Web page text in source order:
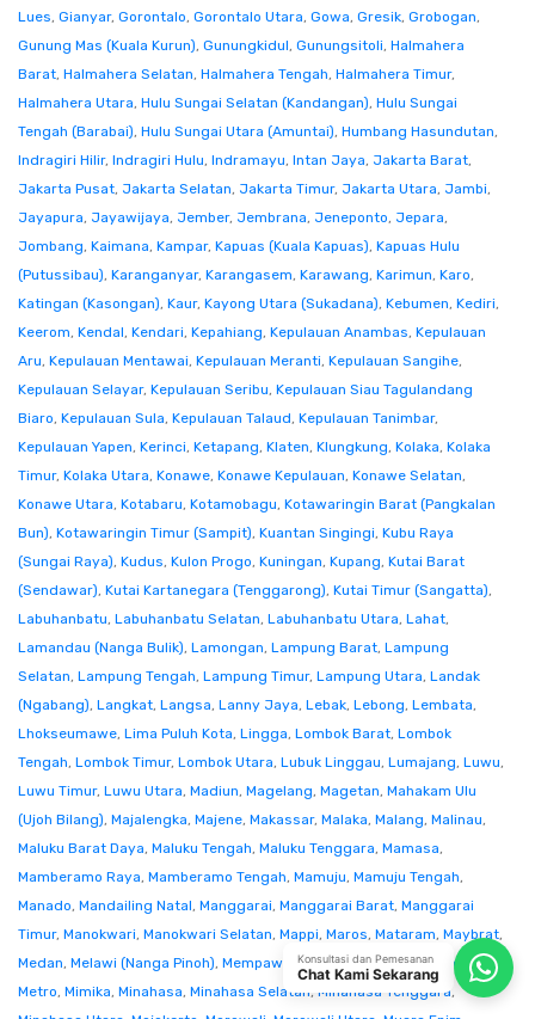
Lues, Gianyar, Gorontalo, Gorontalo Utara, Gowa, Gresik, Grobogan,
Gunung Mas (Kuala Kurun), Gunungkidul, Gunungsitoli, Halmahera
Barat, Halmahera Selatan, Halmahera Tengah, Halmahera Timur,
Halmahera Utara, Hulu Sungai Selatan (Kandangan), Hulu Sungai
Tengah (Barabai), Hulu Sungai Utara (Amuntai), Humbang Hasundutan,
Indragiri Hilir, Indragiri Hulu, Indramayu, Intan Jaya, Jakarta Barat,
Jakarta Pusat, Jakarta Selatan, Jakarta Timur, Jakarta Utara, Jambi,
Jayapura, Jayawijaya, Jember, Jembrana, Jeneponto, Jepara,
Jombang, Kaimana, Kampar, Kapuas (Kuala Kapuas), Kapuas Hulu
(Putussibau), Karanganyar, Karangasem, Karawang, Karimun, Karo,
Katingan (Kasongan), Kaur, Kayong Utara (Sukadana), Kebumen, Kediri,
Keerom, Kendal, Kendari, Kepahiang, Kepulauan Anambas, Kepulauan
Aru, Kepulauan Mentawai, Kepulauan Meranti, Kepulauan Sangihe,
Kepulauan Selayar, Kepulauan Seribu, Kepulauan Siau Tagulandang
Biaro, Kepulauan Sula, Kepulauan Talaud, Kepulauan Tanimbar,
Kepulauan Yapen, Kerinci, Ketapang, Klaten, Klungkung, Kolaka, Kolaka
Timur, Kolaka Utara, Konawe, Konawe Kepulauan, Konawe Selatan,
Konawe Utara, Kotabaru, Kotamobagu, Kotawaringin Barat (Pangkalan
Bun), Kotawaringin Timur (Sampit), Kuantan Singingi, Kubu Raya
(Sungai Raya), Kudus, Kulon Progo, Kuningan, Kupang, Kutai Barat
(Sendawar), Kutai Kartanegara (Tenggarong), Kutai Timur (Sangatta),
Labuhanbatu, Labuhanbatu Selatan, Labuhanbatu Utara, Lahat,
Lamandau (Nanga Bulik), Lamongan, Lampung Barat, Lampung
Selatan, Lampung Tengah, Lampung Timur, Lampung Utara, Landak
(Ngabang), Langkat, Langsa, Lanny Jaya, Lebak, Lebong, Lembata,
Lhokseumawe, Lima Puluh Kota, Lingga, Lombok Barat, Lombok
Tengah, Lombok Timur, Lombok Utara, Lubuk Linggau, Lumajang, Luwu,
Luwu Timur, Luwu Utara, Madiun, Magelang, Magetan, Mahakam Ulu
(Ujoh Bilang), Majalengka, Majene, Makassar, Malaka, Malang, Malinau,
Maluku Barat Daya, Maluku Tengah, Maluku Tenggara, Mamasa,
Mamberamo Raya, Mamberamo Tengah, Mamuju, Mamuju Tengah,
Manado, Mandailing Natal, Manggarai, Manggarai Barat, Manggarai
Timur, Manokwari, Manokwari Selatan, Mappi, Maros, Mataram, Maybrat,
Medan, Melawi (Nanga Pinoh), Mempawah,Merangin,Merauke Mesuji
Metro, Mimika, Minahasa, Minahasa Selatan, Minahasa Tenggara,
Konsultasi dan Pemesanan
Chat Kami Sekarang